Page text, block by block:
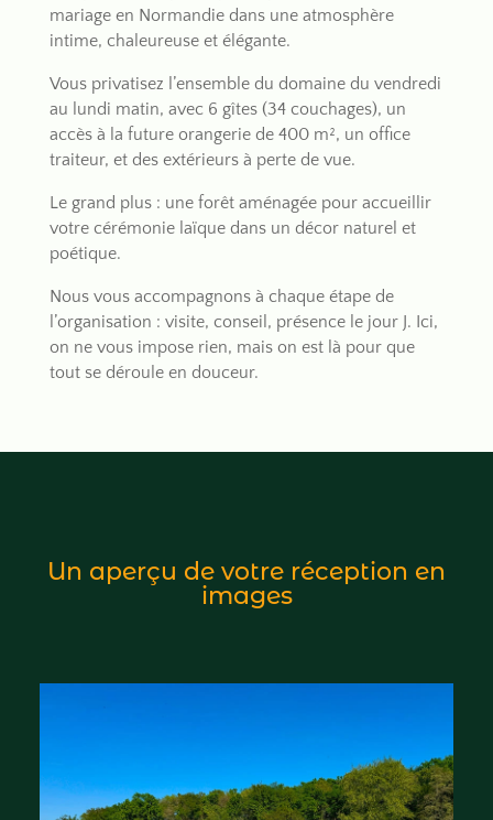
mariage en Normandie dans une atmosphère
intime, chaleureuse et élégante.
Vous privatisez l’ensemble du domaine du vendredi
au lundi matin, avec 6 gîtes (34 couchages), un
accès à la future orangerie de 400 m², un office
traiteur, et des extérieurs à perte de vue.
Le grand plus : une forêt aménagée pour accueillir
votre cérémonie laïque dans un décor naturel et
poétique.
Nous vous accompagnons à chaque étape de
l’organisation : visite, conseil, présence le jour J. Ici,
on ne vous impose rien, mais on est là pour que
tout se déroule en douceur.
Un aperçu de votre réception en
images